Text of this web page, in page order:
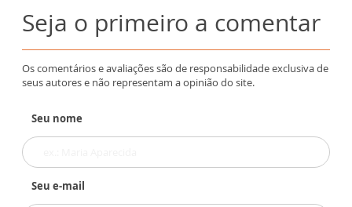
Seja o primeiro a comentar
Os comentários e avaliações são de responsabilidade exclusiva de
seus autores e não representam a opinião do site.
Seu nome
Seu e-mail